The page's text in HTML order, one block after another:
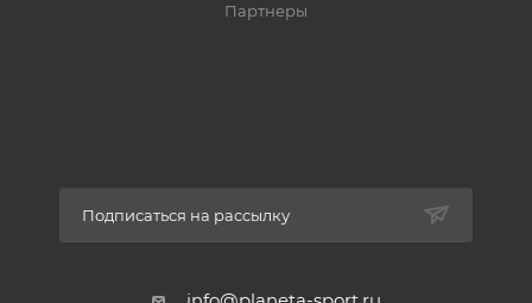
Партнеры
Подписаться на рассылку